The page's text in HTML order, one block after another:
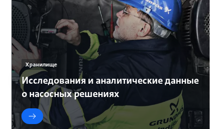
Хранилище
Исследования и аналитические данные
о насосных решениях